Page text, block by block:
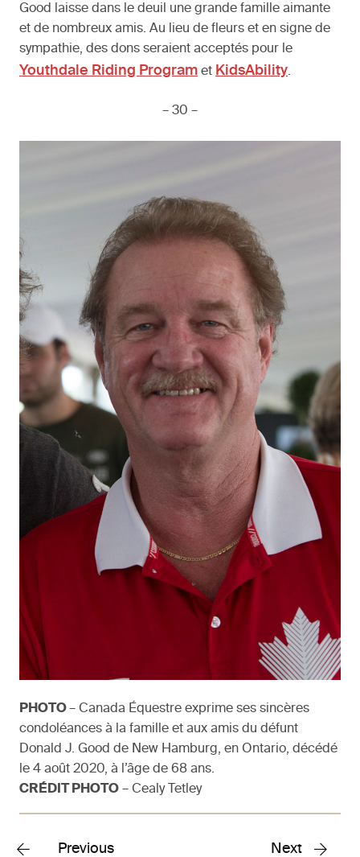
Good laisse dans le deuil une grande famille aimante
et de nombreux amis. Au lieu de fleurs et en signe de
sympathie, des dons seraient acceptés pour le
Youthdale Riding Program et KidsAbility.
– 30 –
PHOTO– Canada Équestre exprime ses sincères
condoléances à la famille et aux amis du défunt
Donald J. Good de New Hamburg, en Ontario, décédé
le 4 août 2020, à l’âge de 68 ans.
CRÉDIT PHOTO – Cealy Tetley
Previous Next